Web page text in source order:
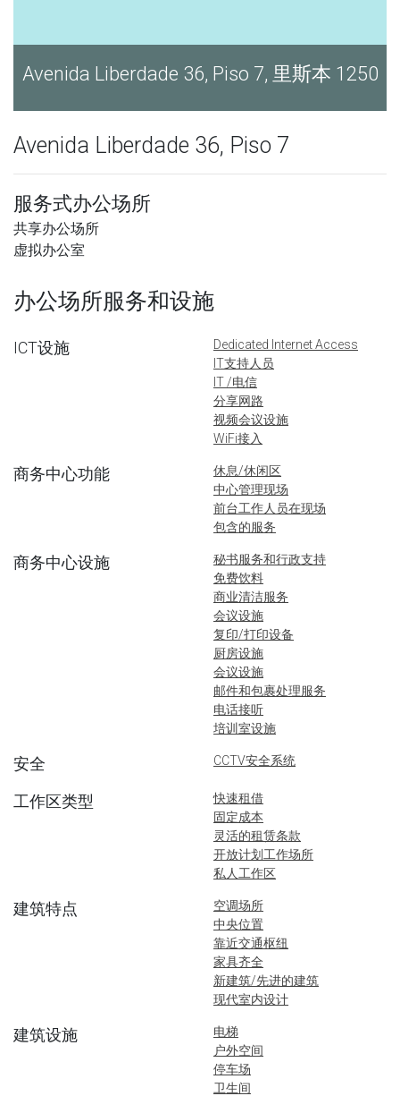
Avenida Liberdade 36, Piso 7, 里斯本 1250
Avenida Liberdade 36, Piso 7
服务式办公场所
共享办公场所
虚拟办公室
办公场所服务和设施
ICT设施
Dedicated Internet Access
IT支持人员
IT /电信
分享网路
视频会议设施
WiFi接入
商务中心功能
休息/休闲区
中心管理现场
前台工作人员在现场
包含的服务
商务中心设施
秘书服务和行政支持
免费饮料
商业清洁服务
会议设施
复印/打印设备
厨房设施
会议设施
邮件和包裹处理服务
电话接听
培训室设施
安全 CCTV安全系统
工作区类型
快速租借
固定成本
灵活的租赁条款
开放计划工作场所
私人工作区
建筑特点
空调场所
中央位置
靠近交通枢纽
家具齐全
新建筑/先进的建筑
现代室内设计
建筑设施
电梯
户外空间
停车场
卫生间